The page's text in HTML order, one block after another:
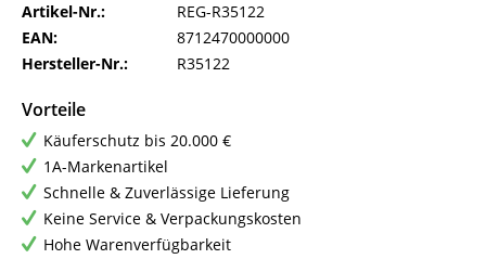
Artikel-Nr.:
REG-R35122
EAN:
8712470000000
Hersteller-Nr.:
R35122
Vorteile
Käuferschutz bis 20.000 €
1A-Markenartikel
Schnelle & Zuverlässige Lieferung
Keine Service & Verpackungskosten
Hohe Warenverfügbarkeit